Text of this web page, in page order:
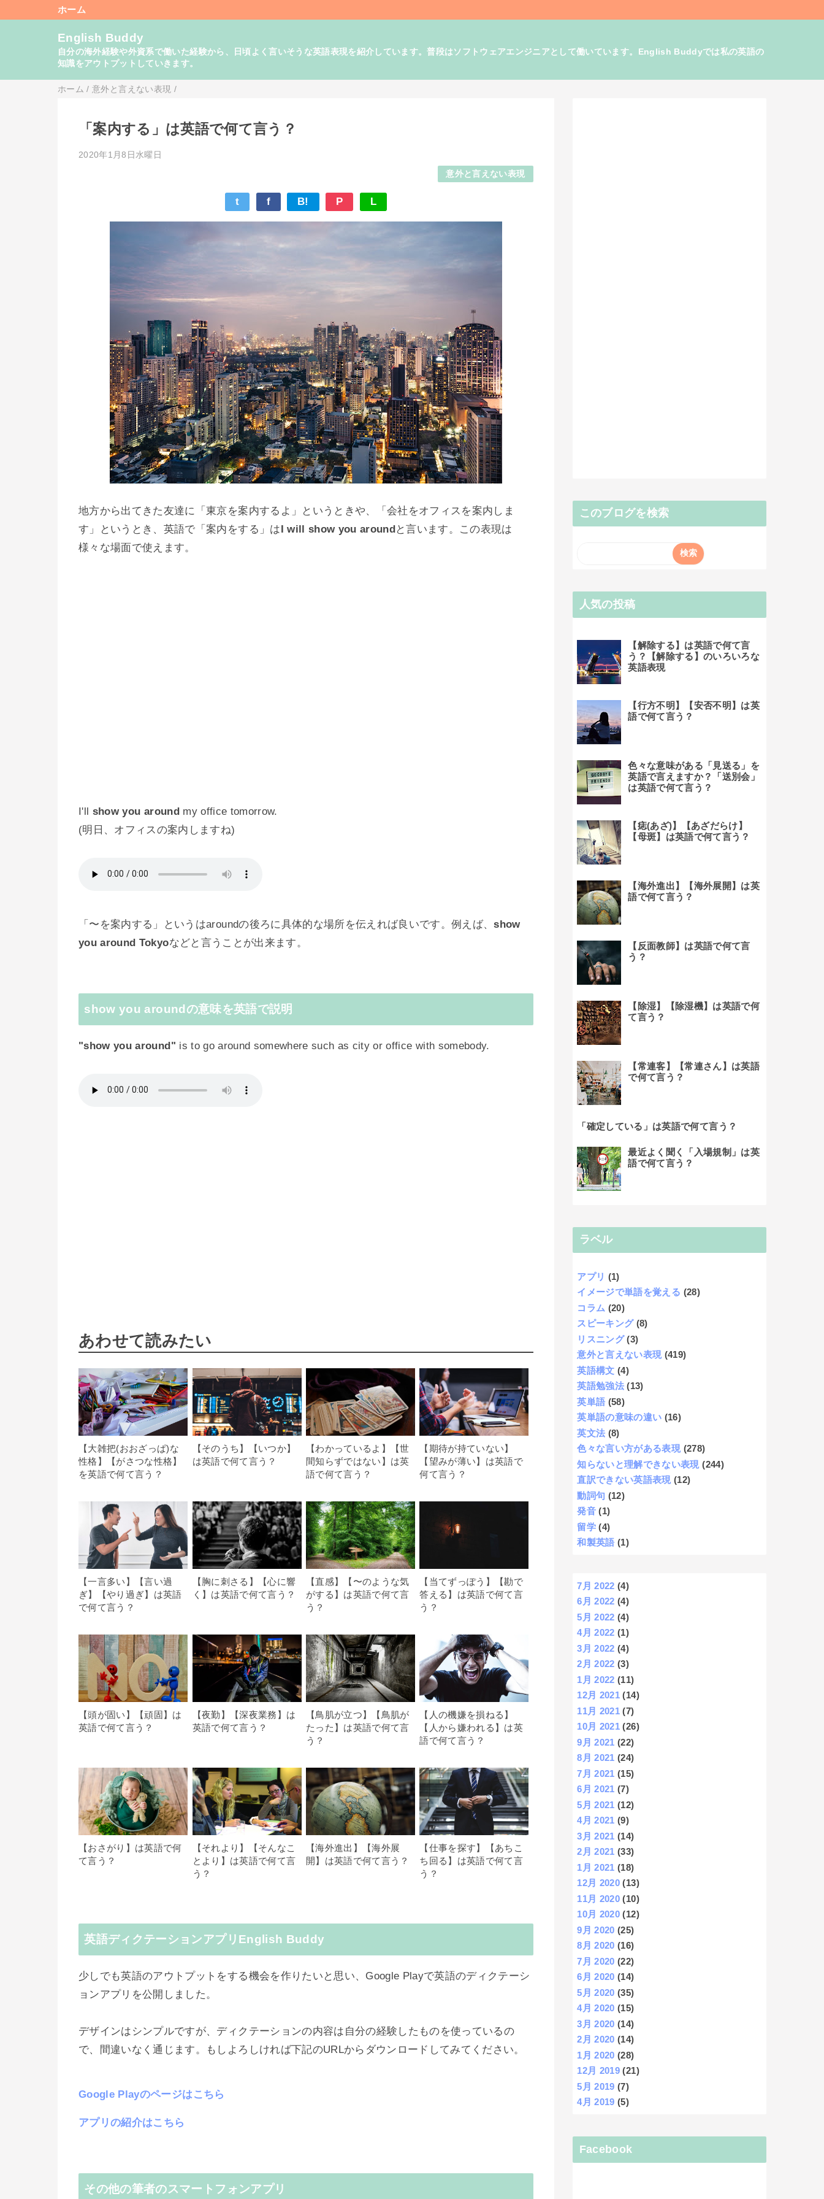
ホーム
English Buddy
自分の海外経験や外資系で働いた経験から、日頃よく言いそうな英語表現を紹介しています。普段はソフトウェアエンジニアとして働いています。English Buddyでは私の英語の
知識をアウトプットしていきます。
ホーム /意外と言えない表現 /
「案内する」は英語で何て言う？
2020年1月8日水曜日
意外と言えない表現
t f B! P L
地方から出てきた友達に「東京を案内するよ」というときや、「会社をオフィスを案内しま
す」というとき、英語で「案内をする」はI will show you aroundと言います。この表現は
様々な場面で使えます。
I'll show you aroundmy office tomorrow.
(明日、オフィスの案内しますね)
「〜を案内する」というはaroundの後ろに具体的な場所を伝えれば良いです。例えば、show
you around Tokyoなどと言うことが出来ます。
show you aroundの意味を英語で説明
"show you around" is to go around somewhere such as city or office with somebody.
あわせて読みたい
【大雑把(おおざっぱ)な
性格】【がさつな性格】
を英語で何て言う？
【そのうち】【いつか】
は英語で何て言う？
【わかっているよ】【世
間知らずではない】は英
語で何て言う？
【期待が持ていない】
【望みが薄い】は英語で
何て言う？
【一言多い】【言い過
ぎ】【やり過ぎ】は英語
で何て言う？
【胸に刺さる】【心に響
く】は英語で何て言う？
【直感】【〜のような気
がする】は英語で何て言
う？
【当てずっぽう】【勘で
答える】は英語で何て言
う？
【頭が固い】【頑固】は
英語で何て言う？
【夜勤】【深夜業務】は
英語で何て言う？
【鳥肌が立つ】【鳥肌が
たった】は英語で何て言
う？
【人の機嫌を損ねる】
【人から嫌われる】は英
語で何て言う？
【おさがり】は英語で何
て言う？
【それより】【そんなこ
とより】は英語で何て言
う？
【海外進出】【海外展
開】は英語で何て言う？
【仕事を探す】【あちこ
ち回る】は英語で何て言
う？
英語ディクテーションアプリEnglish Buddy
少しでも英語のアウトプットをする機会を作りたいと思い、Google Playで英語のディクテーシ
ョンアプリを公開しました。
デザインはシンプルですが、ディクテーションの内容は自分の経験したものを使っているの
で、間違いなく通じます。もしよろしければ下記のURLからダウンロードしてみてください。
Google Playのページはこちら
アプリの紹介はこちら
その他の筆者のスマートフォンアプリ
このブログを検索
人気の投稿
【解除する】は英語で何て言
う？【解除する】のいろいろな
英語表現
【行方不明】【安否不明】は英
語で何て言う？
色々な意味がある「見送る」を
英語で言えますか？「送別会」
は英語で何て言う？
【痣(あざ)】【あざだらけ】
【母斑】は英語で何て言う？
【海外進出】【海外展開】は英
語で何て言う？
【反面教師】は英語で何て言
う？
【除湿】【除湿機】は英語で何
て言う？
【常連客】【常連さん】は英語
で何て言う？
「確定している」は英語で何て言う？
最近よく聞く「入場規制」は英
語で何て言う？
ラベル
アプリ (1)
イメージで単語を覚える (28)
コラム (20)
スピーキング (8)
リスニング (3)
意外と言えない表現 (419)
英語構文 (4)
英語勉強法 (13)
英単語 (58)
英単語の意味の違い (16)
英文法 (8)
色々な言い方がある表現 (278)
知らないと理解できない表現 (244)
直訳できない英語表現 (12)
動詞句 (12)
発音 (1)
留学 (4)
和製英語 (1)
7月 2022 (4)
6月 2022 (4)
5月 2022 (4)
4月 2022 (1)
3月 2022 (4)
2月 2022 (3)
1月 2022 (11)
12月 2021 (14)
11月 2021 (7)
10月 2021 (26)
9月 2021 (22)
8月 2021 (24)
7月 2021 (15)
6月 2021 (7)
5月 2021 (12)
4月 2021 (9)
3月 2021 (14)
2月 2021 (33)
1月 2021 (18)
12月 2020 (13)
11月 2020 (10)
10月 2020 (12)
9月 2020 (25)
8月 2020 (16)
7月 2020 (22)
6月 2020 (14)
5月 2020 (35)
4月 2020 (15)
3月 2020 (14)
2月 2020 (14)
1月 2020 (28)
12月 2019 (21)
5月 2019 (7)
4月 2019 (5)
Facebook